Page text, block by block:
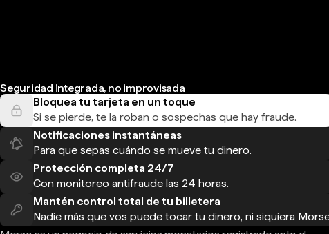
Seguridad integrada, no improvisada
Bloquea tu tarjeta en un toque
Si se pierde, te la roban o sospechas que hay fraude.
Notificaciones instantáneas
Para que sepas cuándo se mueve tu dinero.
Protección completa 24/7
Con monitoreo antifraude las 24 horas.
Mantén control total de tu billetera
Nadie más que vos puede tocar tu dinero, ni siquiera